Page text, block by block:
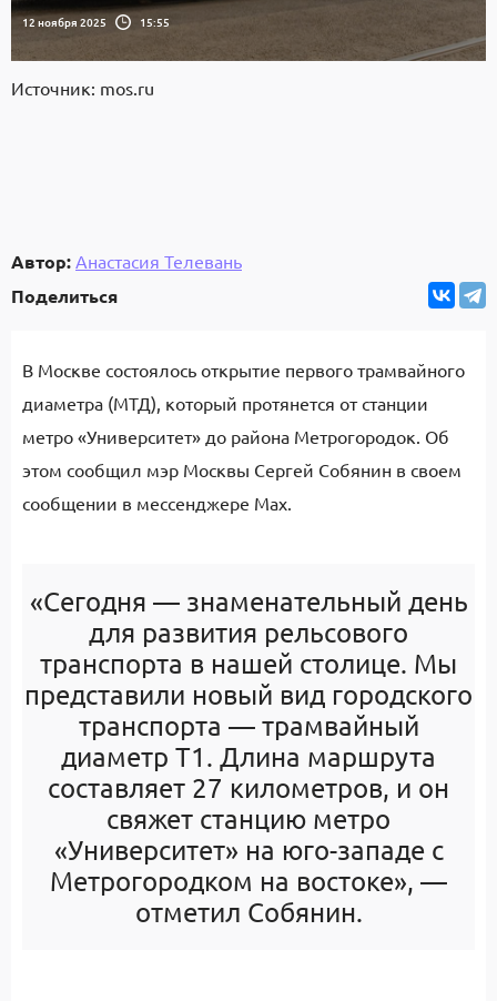
12 ноября 2025 15:55
Источник: mos.ru
Автор: Анастасия Телевань
Поделиться
В Москве состоялось открытие первого трамвайного
диаметра (МТД), который протянется от станции
метро «Университет» до района Метрогородок. Об
этом сообщил мэр Москвы Сергей Собянин в своем
сообщении в мессенджере Max.
«Сегодня — знаменательный день
для развития рельсового
транспорта в нашей столице. Мы
представили новый вид городского
транспорта — трамвайный
диаметр Т1. Длина маршрута
составляет 27 километров, и он
свяжет станцию метро
«Университет» на юго-западе с
Метрогородком на востоке», —
отметил Собянин.